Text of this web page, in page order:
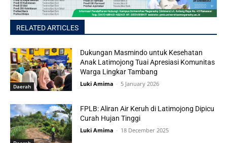
RELATED ARTICLES
Daerah
Dukungan Masmindo untuk Kesehatan
Anak Latimojong Tuai Apresiasi Komunitas
Warga Lingkar Tambang
Luki Amima - 5 January 2026
FPLB: Aliran Air Keruh di Latimojong Dipicu
Curah Hujan Tinggi
Luki Amima - 18 December 2025